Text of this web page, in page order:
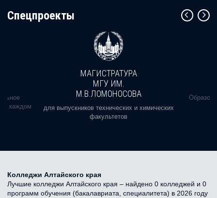
Cпецпроекты
в каждом
МАГИСТРАТУРА
МГУ ИМ.
М.В.ЛОМОНОСОВА
для выпускников технических и химических
факультетов
Колледжи Алтайского края
Лучшие колледжи Алтайского края – найдено 0 колледжей и 0
программ обучения (бакалавриата, специалитета) в 2026 году